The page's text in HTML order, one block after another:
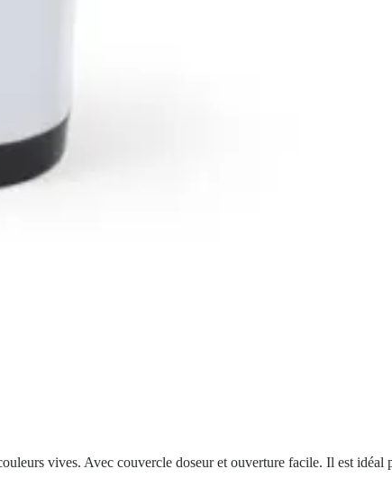
vives. Avec couvercle doseur et ouverture facile. Il est idéal